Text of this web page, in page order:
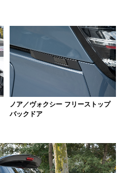
ノア／ヴォクシー フリーストップ
バックドア